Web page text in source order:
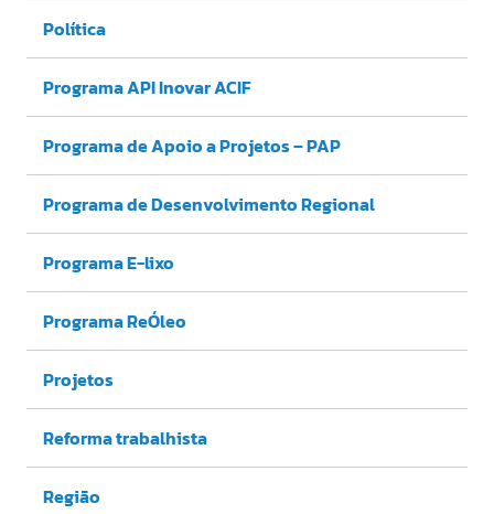
Política
Programa API Inovar ACIF
Programa de Apoio a Projetos – PAP
Programa de Desenvolvimento Regional
Programa E-lixo
Programa ReÓleo
Projetos
Reforma trabalhista
Região